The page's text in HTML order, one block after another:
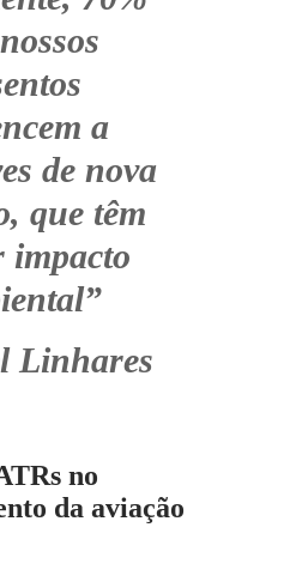
a
de nova
que têm
impacto
Linhares
no
da aviação